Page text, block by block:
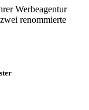
Werbeagentur
renommierte